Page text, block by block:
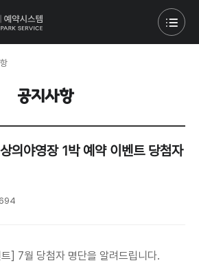
공지사항
의야영장 1박 예약 이벤트 당첨자
694
] 7월 당첨자 명단을 알려드립니다.